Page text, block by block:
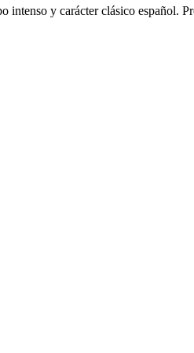
y carácter clásico español.